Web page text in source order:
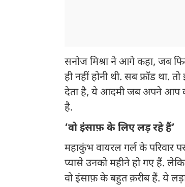
सनोज मिश्रा ने आगे कहा, जब
ही नहीं होनी थी. सब फ्रॉड था.
देता है, ये आदमी जब अपने आप
है.
‘वो इंसाफ़ के लिए लड़ रहे हैं’
महाकुंभ वायरल गर्ल के परिवार
प्यासे उनको महीने हो गए हैं.
वो इंसाफ़ के बहुत क़रीब हैं. ये